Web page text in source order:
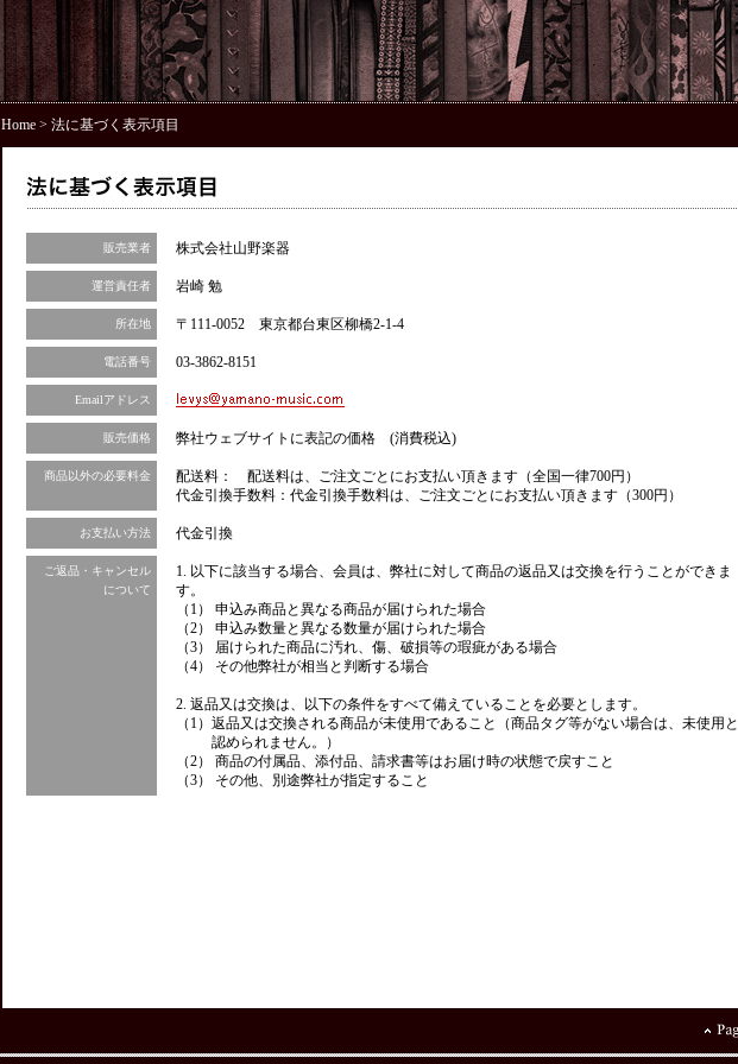
Home> 法に基づく表示項目
販売業者 株式会社山野楽器
運営責任者 岩崎 勉
所在地 〒111-0052 東京都台東区柳橋2-1-4
電話番号 03-3862-8151
Emailアドレス
販売価格 弊社ウェブサイトに表記の価格 (消費税込)
商品以外の必要料金
配送料： 配送料は、ご注文ごとにお支払い頂きます（全国一律700円）
代金引換手数料：代金引換手数料は、ご注文ごとにお支払い頂きます（300円）
お支払い方法 代金引換
ご返品・キャンセル
について
1. 以下に該当する場合、会員は、弊社に対して商品の返品又は交換を行うことができま
す。
（1） 申込み商品と異なる商品が届けられた場合
（2） 申込み数量と異なる数量が届けられた場合
（3） 届けられた商品に汚れ、傷、破損等の瑕疵がある場合
（4） その他弊社が相当と判断する場合
2. 返品又は交換は、以下の条件をすべて備えていることを必要とします。
（1） 返品又は交換される商品が未使用であること（商品タグ等がない場合は、未使用と
認められません。）
（2） 商品の付属品、添付品、請求書等はお届け時の状態で戻すこと
（3） その他、別途弊社が指定すること